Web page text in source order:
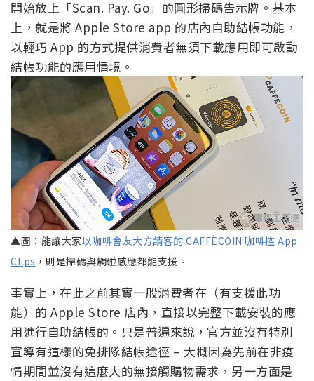
開始放上「Scan. Pay. Go」的圓形掃碼告示牌。基本
上，就是將 Apple Store app 的店內自助結帳功能，
以輕巧 App 的方式提供消費者無須下載應用即可啟動
結帳功能的應用情境。
▲圖：能讓大家以咖啡會友大方請客的 CAFFÈCOIN 咖啡控 App
Clips ，則是掃碼與觸碰感應都能支援。
事實上，在此之前其實一般消費者在（有支援此功
能）的 Apple Store 店內，直接以完整下載安裝的應
用進行自助結帳的。只是普遍來說，官方並沒有特別
宣導有這樣的免排隊結帳途徑 – 大概因為先前在非疫
情期間並沒有這麼大的無接觸購物需求，另一方面是